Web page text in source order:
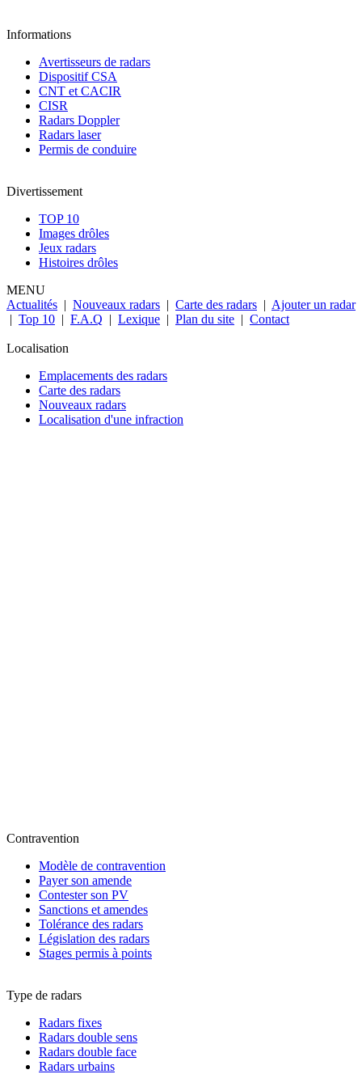
Informations
Avertisseurs de radars
Dispositif CSA
CNT et CACIR
CISR
Radars Doppler
Radars laser
Permis de conduire
Divertissement
TOP 10
Images drôles
Jeux radars
Histoires drôles
MENU
Actualités | Nouveaux radars | Carte des radars | Ajouter un radar
| Top 10 | F.A.Q | Lexique | Plan du site | Contact
Localisation
Emplacements des radars
Carte des radars
Nouveaux radars
Localisation d'une infraction
Contravention
Modèle de contravention
Payer son amende
Contester son PV
Sanctions et amendes
Tolérance des radars
Législation des radars
Stages permis à points
Type de radars
Radars fixes
Radars double sens
Radars double face
Radars urbains